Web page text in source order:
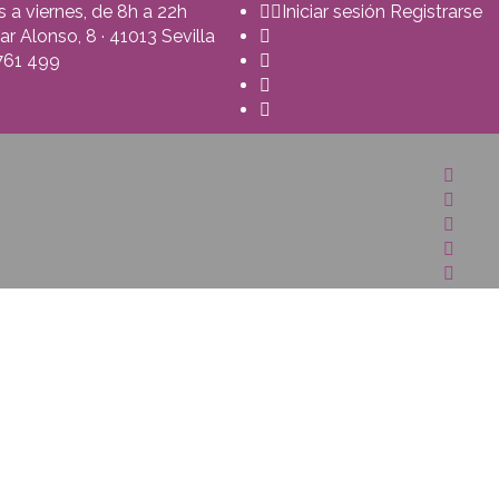
Iniciar sesión Registrarse
a viernes, de 8h a 22h
Alonso, 8 · 41013 Sevilla
499